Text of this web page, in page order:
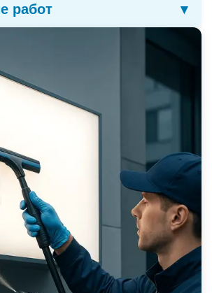
или механическая очистка
пыли, копоти и насекомых
водой и устранение разводов
панели для равномерного
состава от пыли
— обработка гидрофобным
подсветки
работ ▾
состояния вывески
работ
по уходу за вывеской